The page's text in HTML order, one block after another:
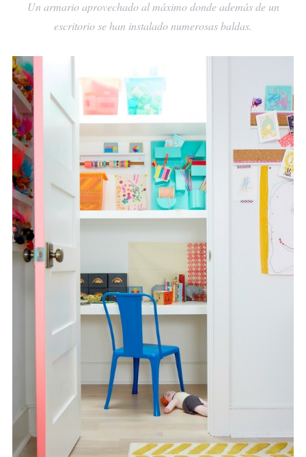
Un armario aprovechado al máximo donde además de un
escritorio se han instalado numerosas baldas.